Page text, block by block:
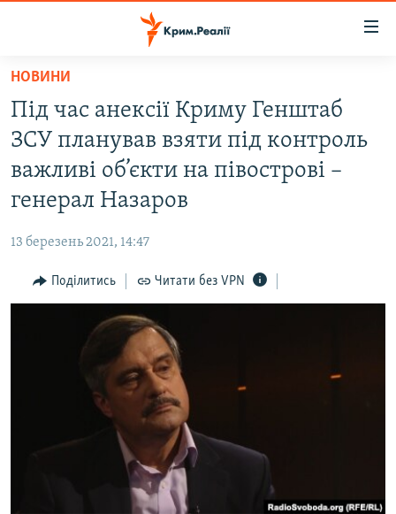
Перейти
основного
матеріалу
до
основної
Перейти
пошуку
ВОДА.КРИМ
ВІДЕО ТА ФОТО
ПОГЛЯД
ІНТЕРВ'Ю
СПЕЦПРОЕКТИ
ВІДЕОУРОКИ «ELIFBE»
СВІДЧЕННЯ ОКУПАЦІЇ
УКРАЇНСЬКА ПРОБЛЕМА КРИМУ
ЯК ОБІЙТИ БЛОКУВАННЯ
НОВИНИ
Під час анексії Криму Генштаб
ЗСУ планував взяти під контроль
важливі об’єкти на півострові –
генерал Назаров
13 березень 2021, 14:47
Поділитись Читати без VPN